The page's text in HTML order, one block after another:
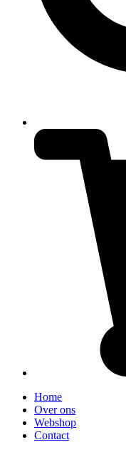
Home
Over ons
Webshop
Contact